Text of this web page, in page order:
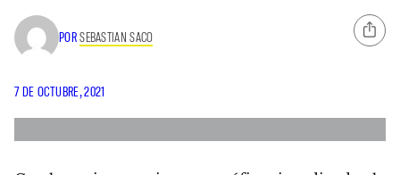
PORSEBASTIAN SACO
7 DE OCTUBRE, 2021